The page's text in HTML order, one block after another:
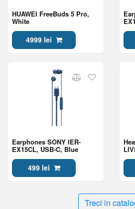
HUAWEI FreeBuds 5 Pro,
White
4999 lei
Earphones SONY IER-
EX15CL, USB-C, Blue
499 lei
Treci in